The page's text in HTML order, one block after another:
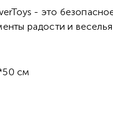
- это
радости и
см